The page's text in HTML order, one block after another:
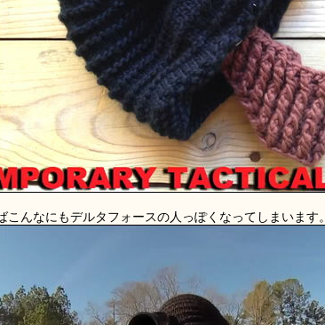
こんなにもデルタフォースの人っぽくなってしまいます。